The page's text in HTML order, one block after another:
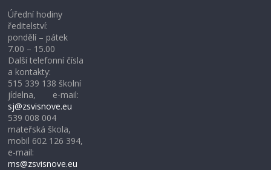
Úřední hodiny
ředitelství:
pondělí – pátek
7.00 – 15.00
Další telefonní čísla
a kontakty:
515 339 138 školní
jídelna, e-mail:
sj@zsvisnove.eu
539 008 004
mateřská škola,
mobil 602 126 394,
e-mail:
ms@zsvisnove.eu